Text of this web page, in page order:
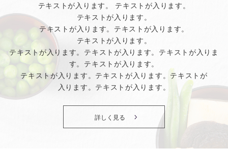
テキストが入ります。 テキストが入ります。
テキストが入ります。
テキストが入ります。テキストが入ります。
テキストが入ります。
テキストが入ります。テキストが入ります。テキストが入りま
す。テキストが入ります。
テキストが入ります。テキストが入ります。テキストが
入ります。テキストが入ります。
詳しく見る